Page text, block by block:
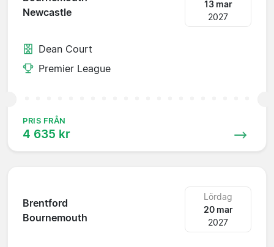
Newcastle
13 mar
2027
Dean Court
Premier League
PRIS FRÅN
4 635 kr
Brentford
Bournemouth
Lördag
20 mar
2027